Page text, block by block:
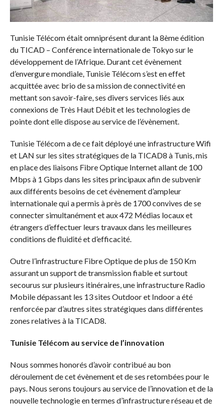
Tunisie Télécom était omniprésent durant la 8ème édition
du TICAD – Conférence internationale de Tokyo sur le
développement de l’Afrique. Durant cet évènement
d’envergure mondiale, Tunisie Télécom s’est en effet
acquittée avec brio de sa mission de connectivité en
mettant son savoir-faire, ses divers services liés aux
connexions de Très Haut Débit et les technologies de
pointe dont elle dispose au service de l’évènement.
Tunisie Télécom a de ce fait déployé une infrastructure Wifi
et LAN sur les sites stratégiques de la TICAD8 à Tunis, mis
en place des liaisons Fibre Optique Internet allant de 100
Mbps à 1 Gbps dans les sites principaux afin de subvenir
aux différents besoins de cet évènement d’ampleur
internationale qui a permis à près de 1700 convives de se
connecter simultanément et aux 472 Médias locaux et
étrangers d’effectuer leurs travaux dans les meilleures
conditions de fluidité et d’efficacité.
Outre l’infrastructure Fibre Optique de plus de 150 Km
assurant un support de transmission fiable et surtout
secourus sur plusieurs itinéraires, une infrastructure Radio
Mobile dépassant les 13 sites Outdoor et Indoor a été
renforcée par d’autres sites stratégiques dans différentes
zones relatives à la TICAD8.
Tunisie Télécom au service de l’innovation
Nous sommes honorés d’avoir contribué au bon
déroulement de cet évènement et de ses retombées pour le
pays. Nous serons toujours au service de l’innovation et de la
nouvelle technologie en termes d’infrastructure réseau et de